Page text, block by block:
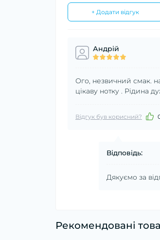
+ Додати відгук
Андрій
Ого, незвичний смак.
цікаву нотку . Рідина
Відгук був корисний?
Відповідь:
Дякуємо за
Рекомендовані